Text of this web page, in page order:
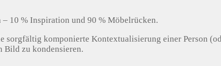
10 % Inspiration und 90 % Möbelrücken.
sorgfältig komponierte Kontextualisierung einer Person
Bild zu kondensieren.